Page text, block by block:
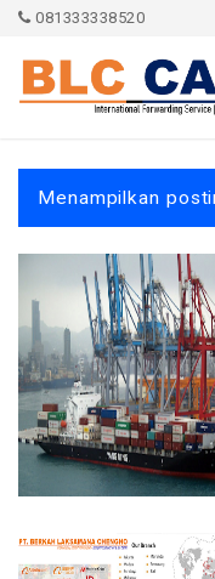
081333338520
Contact
Menampilkan